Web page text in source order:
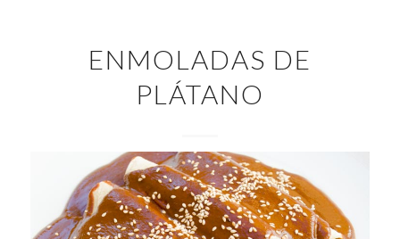
ENMOLADAS DE
PLÁTANO